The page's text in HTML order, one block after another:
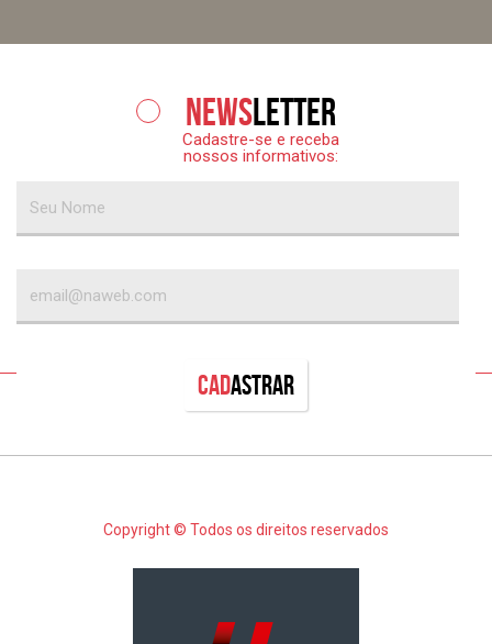
Newsletter
Cadastre-se e receba
nossos informativos:
Cadastrar
Copyright © Todos os direitos reservados